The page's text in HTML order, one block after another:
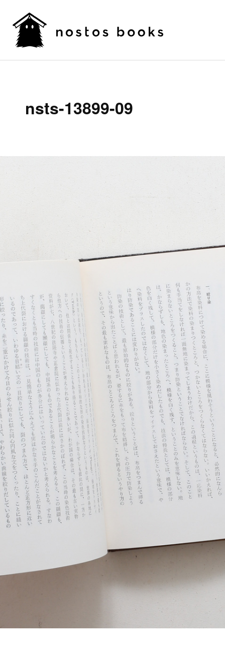
nsts-13899-09